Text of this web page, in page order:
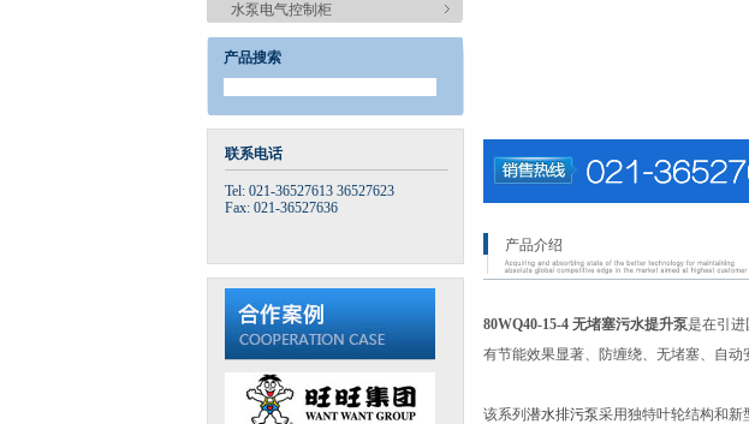
水泵电气控制柜
产品搜索
联系电话
Tel: 021-36527613 36527623
Fax: 021-36527636
产品介绍
80WQ40-15-4 无堵塞污水提升泵是在引进
有节能效果显著、防缠绕、无堵塞、自动
该系列 潜水排污泵采用独特叶轮结构和新